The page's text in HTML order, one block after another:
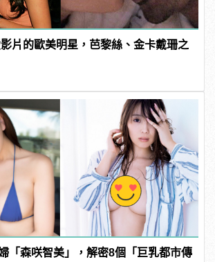
片的歐美明星，芭黎絲、金卡戴珊之
「森咲智美」，解密8個「巨乳都市傳